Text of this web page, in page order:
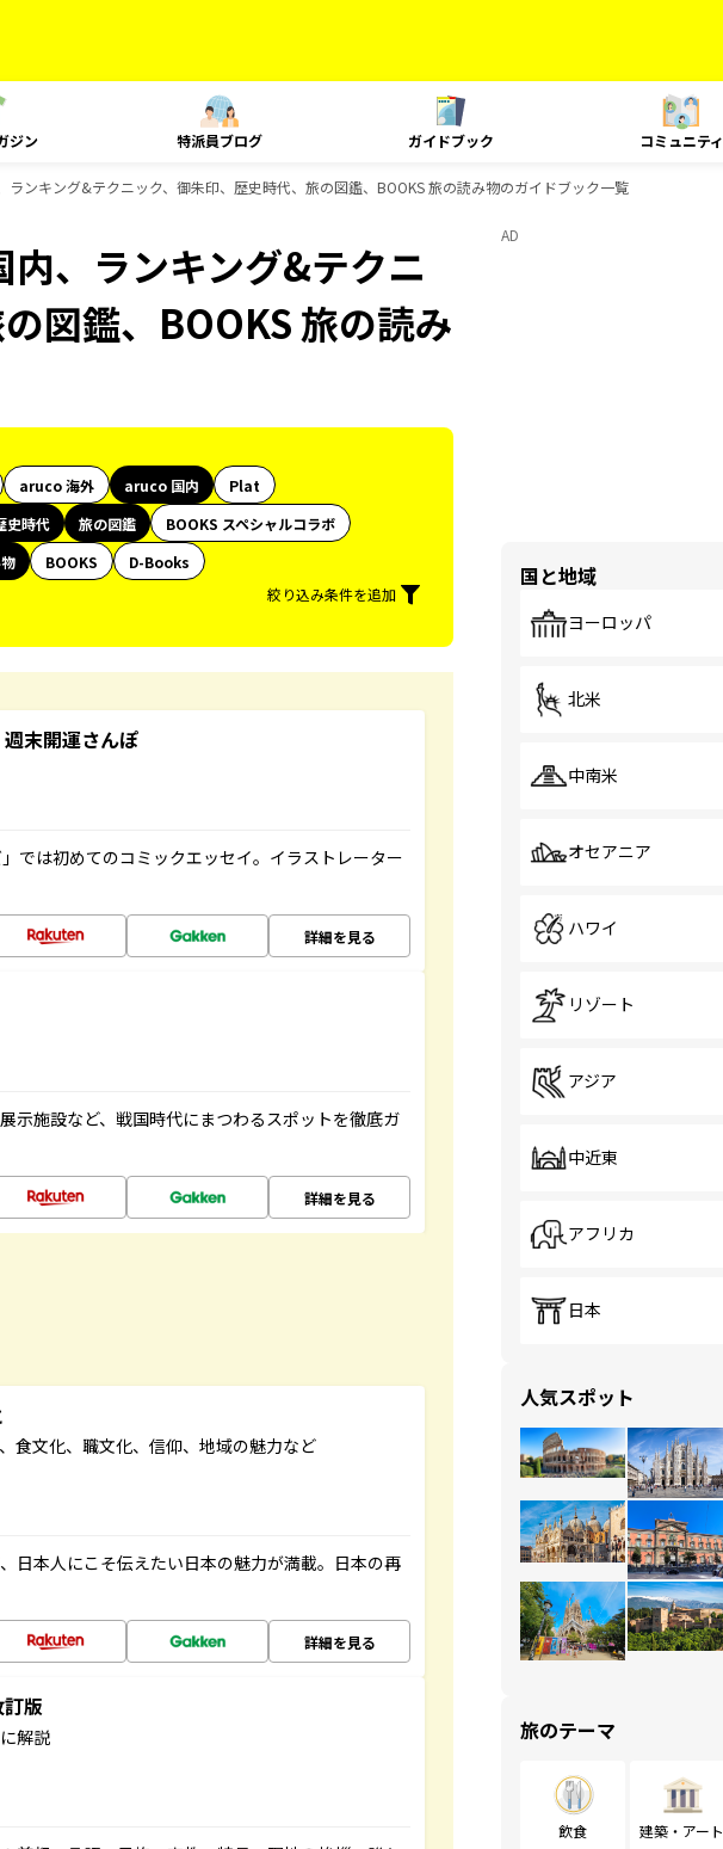
ジン 特派員ブログ ガイドブック コミュニティ
ンキング&テクニック、御朱印、歴史時代、旅の図鑑、BOOKS 旅の読み物のガイドブック一覧
、ランキング&テクニ
図鑑、BOOKS 旅の読み
aruco 海外 aruco 国内
Plat
史時代 旅の図鑑
BOOKS スペシャルコラボ
BOOKS
D-Books
絞り込み条件を追加
末開運さんぽ
では初めてのコミックエッセイ。イラストレーター
詳細を見る
示施設など、戦国時代にまつわるスポットを徹底ガ
詳細を見る
文化、職文化、信仰、地域の魅力など
日本人にこそ伝えたい日本の魅力が満載。日本の再
詳細を見る
版
解説
AD
国と地域
ヨーロッパ
北米
中南米
オセアニア
ハワイ
リゾート
アジア
中近東
アフリカ
日本
人気スポット
旅のテーマ
飲食 建築・アート